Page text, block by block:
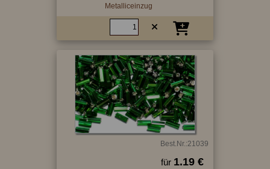
Metalliceinzug
Best.Nr.:21039
für 1.19 €